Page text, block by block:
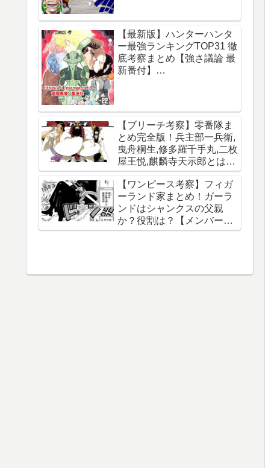
【最新版】ハンターハンタ
ー最強ランキングTOP31 徹
底考察まとめ【強さ議論 最
新番付】
【ブリーチ考察】零番隊ま
とめ完全版！兵主部一兵衛,
曳舟桐生,修多羅千手丸,二枚
屋王悦,麒麟寺天示郎とは？
王鍵とは？異名は？声優CV
は？必殺技は？【霊王宮】
【泉湯鬼・穀王・刀神・大
織守・まなこ和尚】
【ワンピース考察】フィガ
ーランド家まとめ！ガーラ
ンドはシャンクスの父親
か？役割は？【メンバー一
覧】